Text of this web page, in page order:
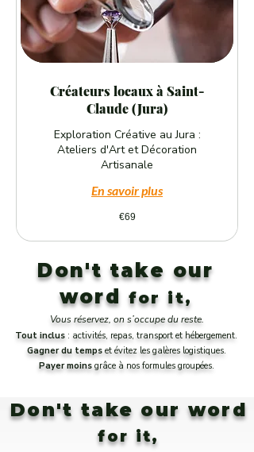
Créateurs locaux à Saint-
Claude (Jura)
Exploration Créative au Jura :
Ateliers d'Art et Décoration
Artisanale
En savoir plus
€69
Don't take our
word for it,
Vous réservez, on s’occupe du reste.
Tout inclus : activités, repas, transport et hébergement.
Gagner du tempset évitez les galères logistiques.
Payer moins grâce à nos formules groupées.
Don't take our word
for it,